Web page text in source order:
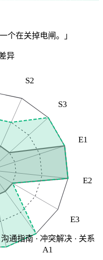
个在关掉电闸。」
异
S2
S3
E1
E2
E3
A1
通指南 · 冲突解决 · 关系